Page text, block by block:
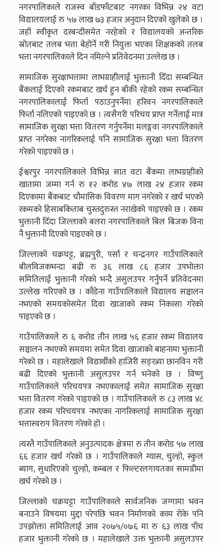
नगरपालिकाले राजस्व बाँडफाँटबाट नगरका विभिन्न २४ वटा
विद्यालयलाई रु ५७ लाख ७३ हजार अनुदान दिएको खुलेको छ ।
जहाँ स्वीकृत दरबन्दीसमेत नरहेको र विद्यालयको अन्तरिक
स्रोतबाट तलब भत्ता बेहोर्ने गरी नियुक्त भएका शिक्षकको तलब
भत्ता नगरपालिकाले दिन नमिल्ने प्रतिवेदनमा उल्लेख छ ।
सामाजिक सुरक्षाभत्तामा लाभग्राहीलाई भुक्तानी दिँदा सम्बन्धित
बैंकलाई दिएको रकमबाट खर्च हुन बाँकी रहेको रकम सम्बन्धित
नगरपालिकालाई फिर्ता पठाउनुपर्नेमा हरिवन नगरपालिकाले
फिर्ता नलिएको पाइएको छ । त्यसैगरी परिचय प्राप्त गर्नेलाई मात्र
सामाजिक सुरक्षा भत्ता वितरण गर्नुपर्नेमा मलङ्गवा नगरपालिकाले
प्राप्त नगरेका नागरिकलाई पनि सामाजिक सुरक्षा भत्ता वितरण
गरेको पाइएको छ ।
ईश्वरपुर नगरपालिकाले विभिन्न सात वटा बैंकमा लाभग्राहीको
खातामा जम्मा गर्न रु १२ करोड ४७ लाख २४ हजार रकम
दिएकामा बैंकबाट चौमासिक विवरण माग नगरेको र खर्च भएको
रकमको हिसाबकिताब चुस्तदुरुस्त नराखेको पाइएको छ । रकम
भुक्तानी दिँदा जिल्लाको बलरा नगरपालिकाले बिल बिजक विना
नै भुक्तानी दिएको पाइएको छ ।
जिल्लाको चक्रघट्ट, ब्रह्मपुरी, पर्सा र चन्द्रनगर गाउँपालिकाले
बीलविजकभन्दा बढी रु ३६ लाख ८६ हजार उपभोक्ता
समितिलाई भुक्तानी गरेको भन्दै असुलउपर गर्नुपर्ने प्रतिवेदनमा
उल्लेख गरिएको छ । कौडेना गाउँपालिकाले विद्यालय सञ्चालन
नभएको समयकोसमेत दिवा खाजाको रकम निकासा गरेको
पाइएको छ ।
गाउँपालिकाले रु ६ करोड तीन लाख ५६ हजार रकम विद्यालय
सञ्चालन नभएको समयमा समेत दिवा खाजाको बाहनामा भुक्तानी
गरेको छ । महालेखाले विद्यार्थीको हाजिरी सङ्ख्या छानविन गरी
बढी दिएको भुक्तानी असुलउपर गर्न भनेको छ । विष्णु
गाउँपालिकाले परिचयपत्र नभएकालाई समेत सामाजिक सुरक्षा
भत्ता वितरण गरेको पाइएको छ । गाउँपालिकाले रु ८३ लाख ४८
हजार रकम परिचयपत्र नभएका नागरिकलाई सामाजिक सुरक्षा
भत्तास्वरुप वितरण गरेको हो ।
त्यस्तै गाउँपालिकाले अनुउत्पादक क्षेत्रमा रु तीन करोड ५७ लाख
६६ हजार खर्च गरेको छ । गाउँपालिकाले ग्यास, चुल्हो, स्कुल
ब्याग, सुधारिएको चुल्हो, कम्बल र फिल्टरलगायतका सामग्रीमा
खर्च गरेको छ ।
जिल्लाको चक्रघट्टा गाउँपालिकाले सार्वजनिक जग्गामा भवन
बनाउने विषयमा मुद्दा परेपछि भवन निर्माणको काम रोके पनि
उपझोक्ता समितिलाई आव २०७५/०७६ मा रु ६३ लाख पाँच
हजार भुक्तानी गरेको छ । महालेखाले उक्त भुक्तानी असुलउपर